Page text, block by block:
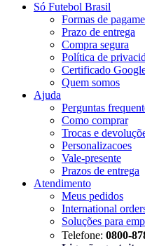
Só Futebol Brasil
Formas de
Prazo de entrega
Compra segura
Política de
Certificado
Quem somos
Ajuda
Perguntas
Como comprar
Trocas e
Personalizacoes
Vale-presente
Prazos de entrega
Atendimento
Meus pedidos
International
Soluções para
Telefone: 0800-